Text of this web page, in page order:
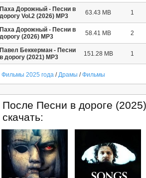
Паха Дорожный - Песни в
дорогу Vol.2 (2026) MP3
63.43 MB 1
Паха Дорожный - Песни в
дорогу (2026) MP3
58.41 MB 2
Павел Беккерман - Песни
в дорогу (2021) MP3
151.28 MB 1
Фильмы 2025 года /Драмы /Фильмы
После Песни в дороге
скачать: